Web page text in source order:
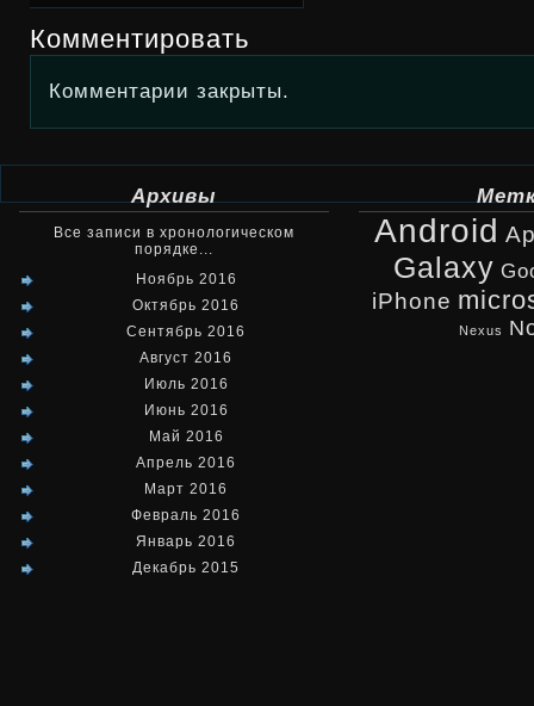
Комментировать
Комментарии закрыты.
Архивы
Все записи в хронологическом
порядке...
Ноябрь 2016
Октябрь 2016
Сентябрь 2016
Август 2016
Июль 2016
Июнь 2016
Май 2016
Апрель 2016
Март 2016
Февраль 2016
Январь 2016
Декабрь 2015
Android
Galaxy
iPhone
Nexus